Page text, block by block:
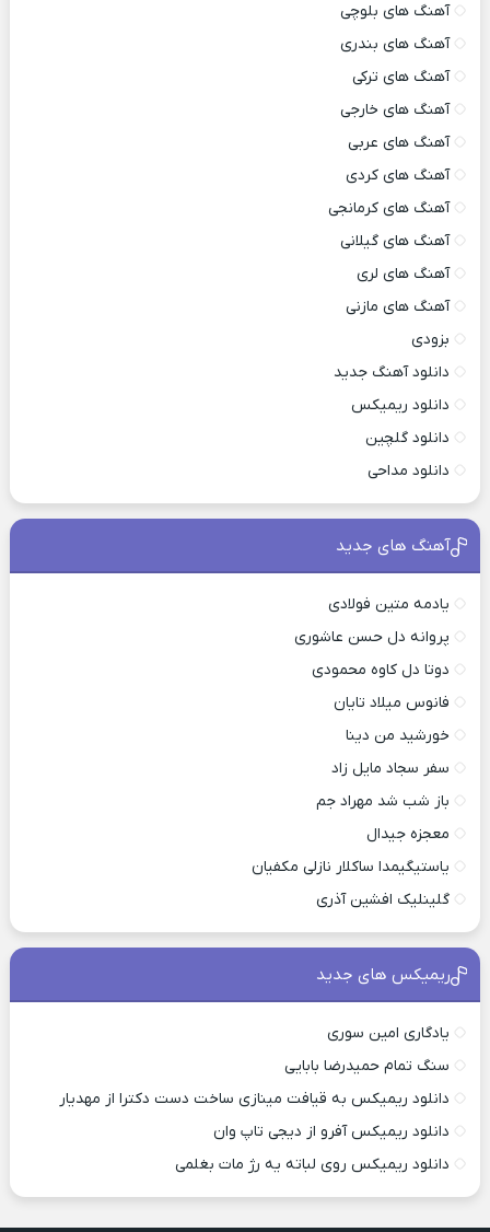
آهنگ های بلوچی
آهنگ های بندری
آهنگ های ترکی
آهنگ های خارجی
آهنگ های عربی
آهنگ های کردی
آهنگ های کرمانجی
آهنگ های گیلانی
آهنگ های لری
آهنگ های مازنی
بزودی
دانلود آهنگ جدید
دانلود ریمیکس
دانلود گلچین
دانلود مداحی
آهنگ های جدید
یادمه متین فولادی
پروانه دل حسن عاشوری
دوتا دل کاوه محمودی
فانوس میلاد تایان
خورشید من دینا
سفر سجاد مایل زاد
باز شب شد مهراد جم
معجزه جیدال
یاستیگیمدا ساکلار نازلی مکفیان
گلینلیک افشین آذری
ریمیکس های جدید
یادگاری امین سوری
سنگ تمام حمیدرضا بابایی
دانلود ریمیکس به قیافت مینازی ساخت دست دکترا از مهدیار
دانلود ریمیکس آفرو از ديجی تاپ وان
دانلود ریمیکس روی لباته یه رژ مات بغلمی